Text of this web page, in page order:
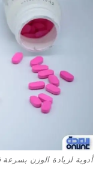
أدوية لزيادة الوزن بسرعة